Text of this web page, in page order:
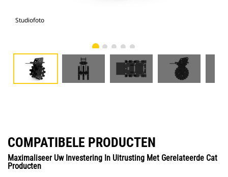
Studiofoto
COMPATIBELE PRODUCTEN
Maximaliseer Uw Investering In Uitrusting Met Gerelateerde Cat
Producten